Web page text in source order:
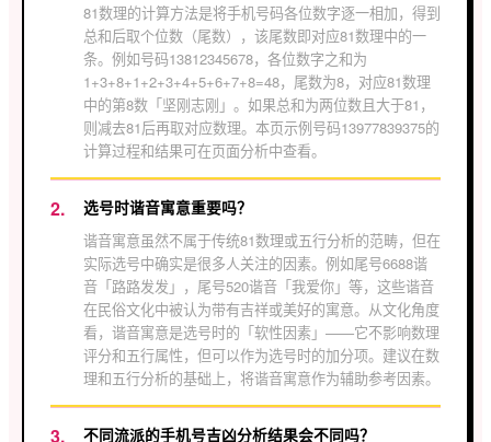
81数理的计算方法是将手机号码各位数字逐一相加，得到
总和后取个位数（尾数），该尾数即对应81数理中的一
条。例如号码13812345678，各位数字之和为
1+3+8+1+2+3+4+5+6+7+8=48，尾数为8，对应81数理
中的第8数「坚刚志刚」。如果总和为两位数且大于81，
则减去81后再取对应数理。本页示例号码13977839375的
计算过程和结果可在页面分析中查看。
选号时谐音寓意重要吗？
谐音寓意虽然不属于传统81数理或五行分析的范畴，但在
实际选号中确实是很多人关注的因素。例如尾号6688谐
音「路路发发」，尾号520谐音「我爱你」等，这些谐音
在民俗文化中被认为带有吉祥或美好的寓意。从文化角度
看，谐音寓意是选号时的「软性因素」——它不影响数理
评分和五行属性，但可以作为选号时的加分项。建议在数
理和五行分析的基础上，将谐音寓意作为辅助参考因素。
不同流派的手机号吉凶分析结果会不同吗？